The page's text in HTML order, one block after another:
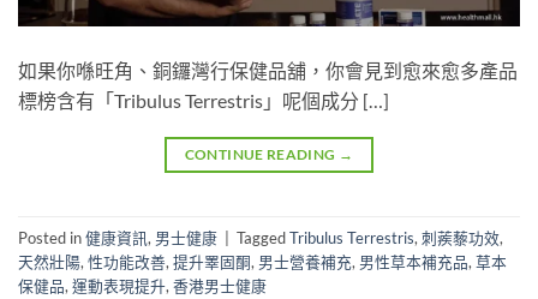
如果你喺旺角、銅鑼灣行保健品舖，你會見到愈來愈多產品
標榜含有「Tribulus Terrestris」呢個成分 […]
CONTINUE READING →
Posted in健康資訊, 男士健康 | TaggedTribulus Terrestris, 刺蒺藜功效,
天然壯陽, 性功能改善, 提升睪固酮, 男士營養補充, 男性草本補充品, 草本
保健品, 運動表現提升, 香港男士健康